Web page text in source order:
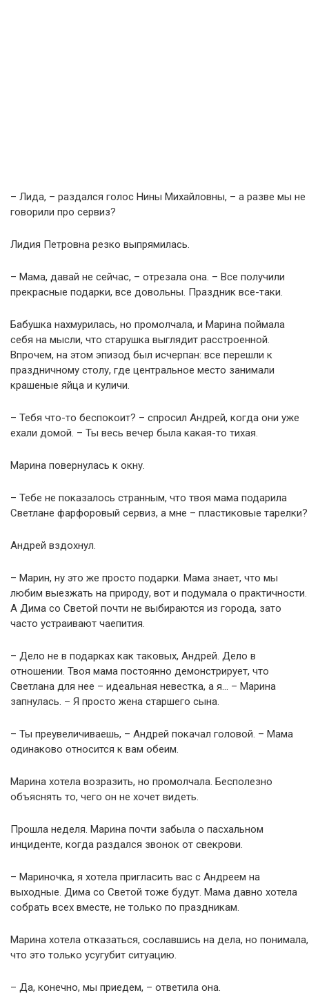
– Лида, – раздался голос Нины Михайловны, – а разве мы не
говорили про сервиз?
Лидия Петровна резко выпрямилась.
– Мама, давай не сейчас, – отрезала она. – Все получили
прекрасные подарки, все довольны. Праздник все-таки.
Бабушка нахмурилась, но промолчала, и Марина поймала
себя на мысли, что старушка выглядит расстроенной.
Впрочем, на этом эпизод был исчерпан: все перешли к
праздничному столу, где центральное место занимали
крашеные яйца и куличи.
– Тебя что-то беспокоит? – спросил Андрей, когда они уже
ехали домой. – Ты весь вечер была какая-то тихая.
Марина повернулась к окну.
– Тебе не показалось странным, что твоя мама подарила
Светлане фарфоровый сервиз, а мне – пластиковые тарелки?
Андрей вздохнул.
– Марин, ну это же просто подарки. Мама знает, что мы
любим выезжать на природу, вот и подумала о практичности.
А Дима со Светой почти не выбираются из города, зато
часто устраивают чаепития.
– Дело не в подарках как таковых, Андрей. Дело в
отношении. Твоя мама постоянно демонстрирует, что
Светлана для нее – идеальная невестка, а я… – Марина
запнулась. – Я просто жена старшего сына.
– Ты преувеличиваешь, – Андрей покачал головой. – Мама
одинаково относится к вам обеим.
Марина хотела возразить, но промолчала. Бесполезно
объяснять то, чего он не хочет видеть.
Прошла неделя. Марина почти забыла о пасхальном
инциденте, когда раздался звонок от свекрови.
– Мариночка, я хотела пригласить вас с Андреем на
выходные. Дима со Светой тоже будут. Мама давно хотела
собрать всех вместе, не только по праздникам.
Марина хотела отказаться, сославшись на дела, но понимала,
что это только усугубит ситуацию.
– Да, конечно, мы приедем, – ответила она.